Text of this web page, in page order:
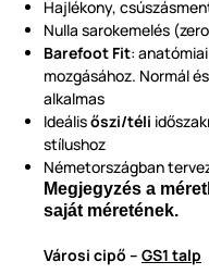
Hajlékony,
Nulla sarokemelés
Barefoot Fit:
mozgásához. Normál
alkalmas
Ideálisőszi/téli
stílushoz
Németországban
Megjegyzés a
saját méretének.
Városi cipő – GS1 talp